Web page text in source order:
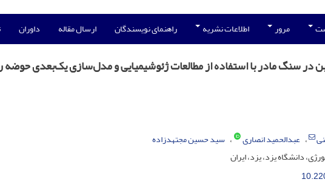
مرور اطلاعات نشریه راهنمای نویسندگان ارسال مقاله داوران
در سنگ مادر با استفاده از مطالعات ژئوشیمیایی و مدل‌سازی یک‌بعدی
عبدالحمید انصاری
سید حسین مجتهدزاده
دانشگاه یزد، یزد، ایران